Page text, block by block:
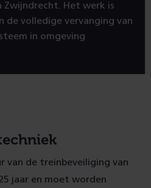
Zwijndrecht. Het werk is
de volledige vervanging van
in omgeving
van de treinbeveiliging van
jaar en moet worden